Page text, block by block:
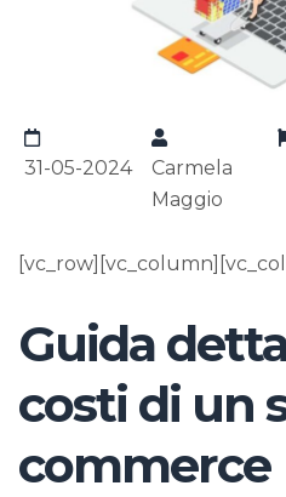
31-05-2024
Carmela
Maggio
Guida
costi di un
commerce